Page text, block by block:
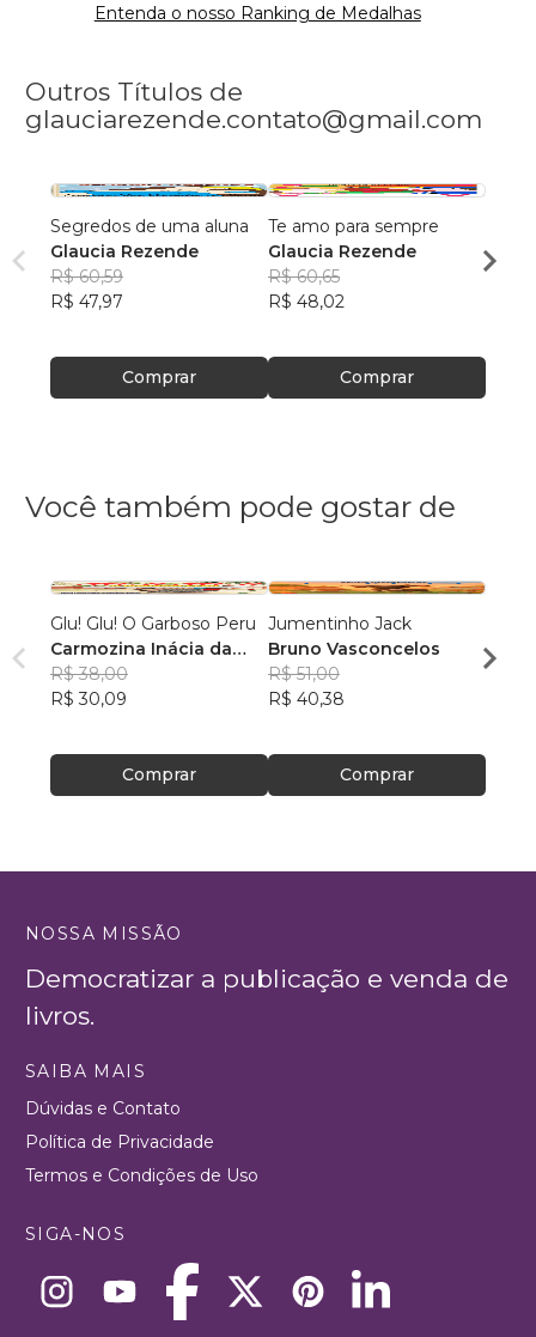
Entenda o nosso Ranking de Medalhas
Outros Títulos de
glauciarezende.contato@gmail.com
Segredos de uma aluna
Glaucia Rezende
R$ 60,59
R$ 47,97
Comprar
Te amo para sempre
Glaucia Rezende
R$ 60,65
R$ 48,02
Comprar
R$
Você também pode gostar de
Glu! Glu! O Garboso Peru
Carmozina Inácia da
Silva Rodrigues
R$ 38,00
R$ 30,09
Comprar
Jumentinho Jack
Bruno Vasconcelos
R$ 51,00
R$ 40,38
Comprar
R$
NOSSA MISSÃO
Democratizar a publicação e venda de
livros.
SAIBA MAIS
Dúvidas e Contato
Política de Privacidade
Termos e Condições de Uso
SIGA-NOS